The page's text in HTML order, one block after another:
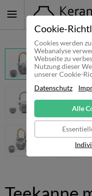
Cookie-
Cookies werden
Webanalyse
Webseite zu
Nutzung dieser
unserer Cookie-
Datenschutz
Alle